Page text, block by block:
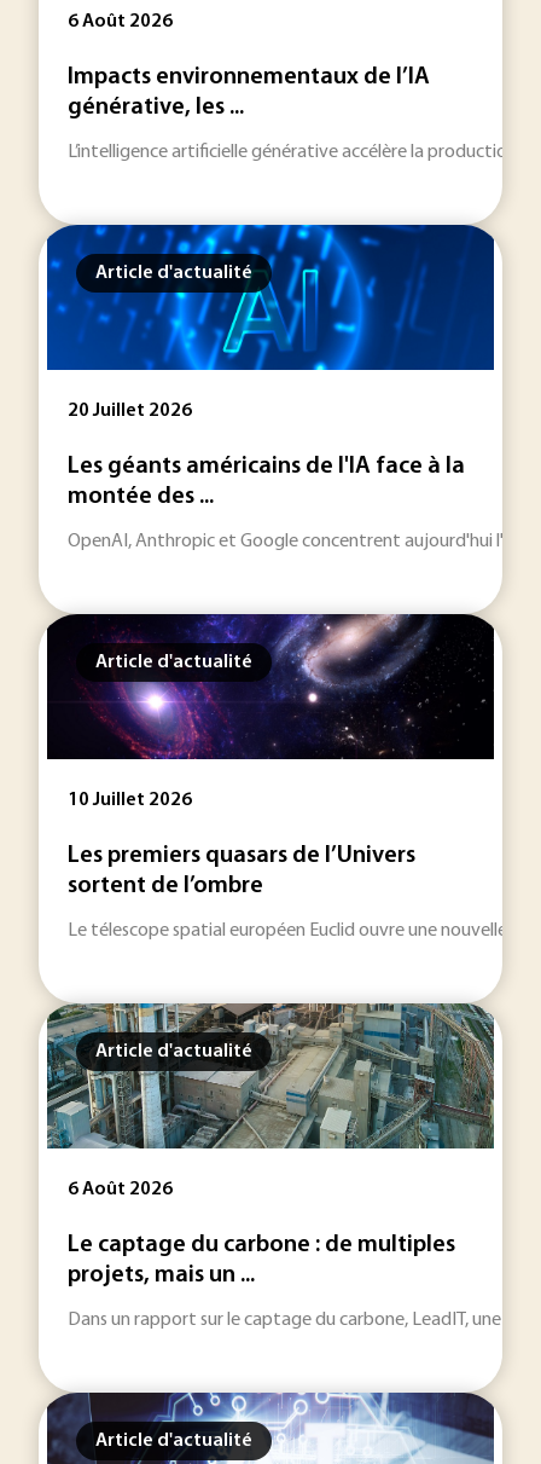
6 Août 2026
Impacts environnementaux de l’IA
générative, les ...
L’intelligence artificielle générative accélère la production
Article d'actualité
20 Juillet 2026
Les géants américains de l'IA face à la
montée des ...
OpenAI, Anthropic et Google concentrent aujourd'hui
Article d'actualité
10 Juillet 2026
Les premiers quasars de l’Univers
sortent de l’ombre
Le télescope spatial européen Euclid ouvre une nouvelle
Article d'actualité
6 Août 2026
Le captage du carbone : de multiples
projets, mais un ...
Dans un rapport sur le captage du carbone, LeadIT, une
Article d'actualité